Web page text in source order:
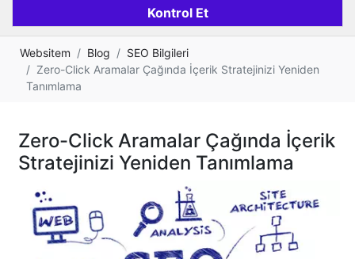
Websitem Blog
SEO Bilgileri
Zero-Click Aramalar Çağında İçerik Stratejinizi Yeniden
Tanımlama
Zero-Click Aramalar Çağında İçerik
Stratejinizi Yeniden Tanımlama